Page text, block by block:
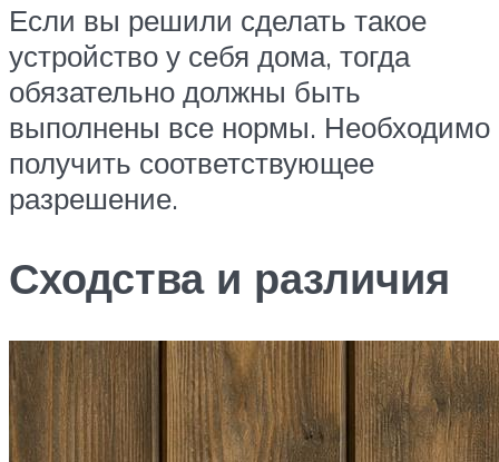
Если вы решили сделать такое
устройство у себя дома, тогда
обязательно должны быть
выполнены все нормы. Необходимо
получить соответствующее
разрешение.
Сходства и различия